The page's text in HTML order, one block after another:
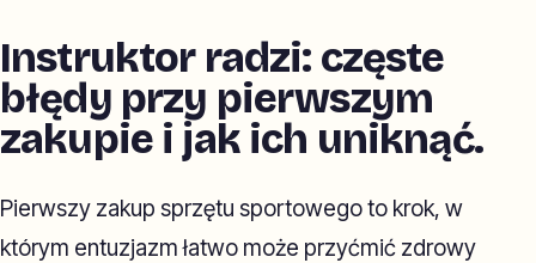
Instruktor radzi: częste
błędy przy pierwszym
zakupie i jak ich uniknąć.
Pierwszy zakup sprzętu sportowego to krok, w
którym entuzjazm łatwo może przyćmić zdrowy